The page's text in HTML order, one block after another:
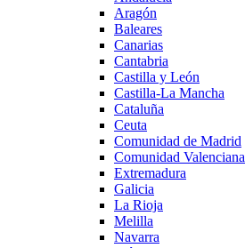
Aragón
Baleares
Canarias
Cantabria
Castilla y León
Castilla-La Mancha
Cataluña
Ceuta
Comunidad de Madrid
Comunidad Valenciana
Extremadura
Galicia
La Rioja
Melilla
Navarra